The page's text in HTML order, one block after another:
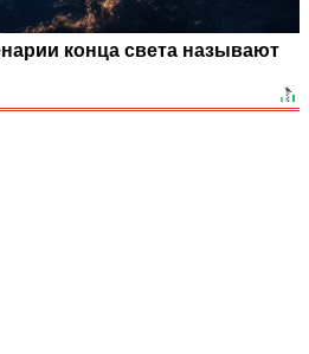
конца света называют